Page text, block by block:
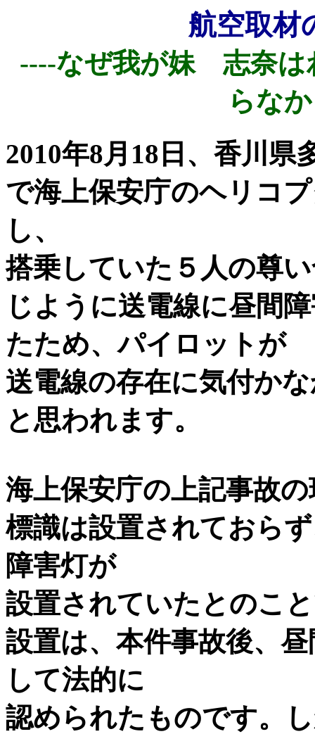
航空取材
----なぜ我が妹 志奈は
らな
2010年8月18日、香川県
で海上保安庁のヘリコ
し、
搭乗していた５人の尊
じように送電線に昼間
たため、パイロットが
送電線の存在に気付か
と思われます。
海上保安庁の上記事故
標識は設置されておら
障害灯が
設置されていたとのこ
設置は、本件事故後、
して法的に
認められたものです。